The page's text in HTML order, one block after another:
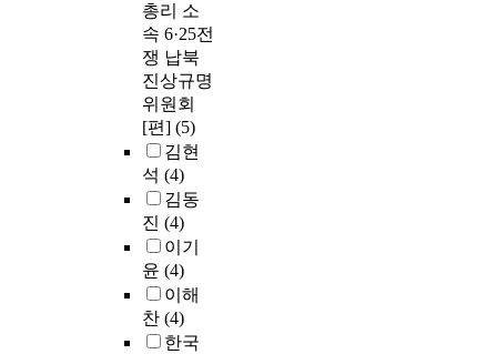
총리 소
속 6·25전
쟁 납북
진상규명
위원회
[편] (5)
김현
석 (4)
김동
진 (4)
이기
윤 (4)
이해
찬 (4)
한국